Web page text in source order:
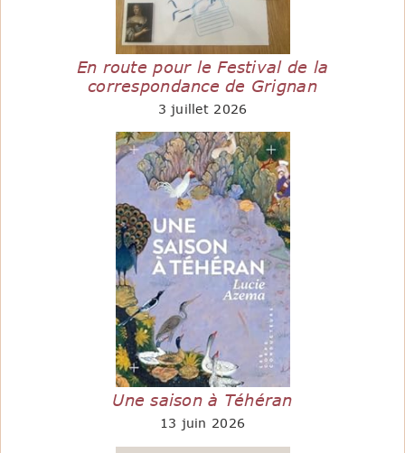
En route pour le Festival de la
correspondance de Grignan
3 juillet 2026
Une saison à Téhéran
13 juin 2026